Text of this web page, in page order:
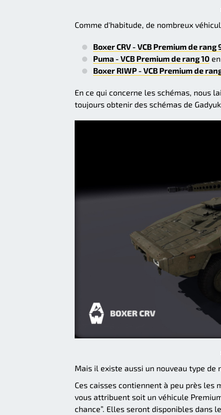
Comme d'habitude, de nombreux
Boxer CRV - VCB Premium de rang
Puma - VCB Premium de rang 10
Boxer RIWP - VCB Premium de
En ce qui concerne les schémas, nous
toujours obtenir des schémas de
Mais il existe aussi un nouveau type de
Ces caisses contiennent à peu près les
vous attribuent soit un véhicule
chance”. Elles seront disponibles dans